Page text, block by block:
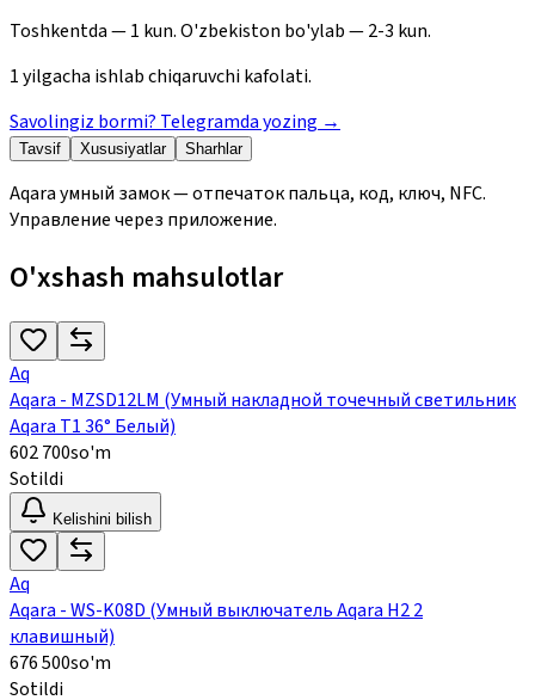
Toshkentda — 1 kun. O'zbekiston bo'ylab — 2-3 kun.
1 yilgacha ishlab chiqaruvchi kafolati.
Savolingiz bormi? Telegramda yozing →
Tavsif Xususiyatlar Sharhlar
Aqara умный замок — отпечаток пальца, код, ключ, NFC.
Управление через приложение.
O'xshash mahsulotlar
Aq
Aqara - MZSD12LM (Умный накладной точечный светильник
Aqara Т1 36° Белый)
602 700so'm
Sotildi
Kelishini bilish
Aq
Aqara - WS-K08D (Умный выключатель Aqara H2 2
клавишный)
676 500so'm
Sotildi